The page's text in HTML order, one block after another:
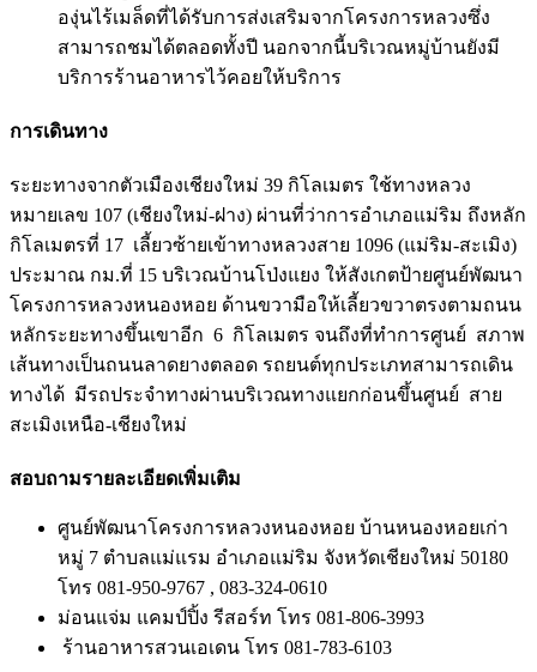
องุ่นไร้เมล็ดที่ได้รับการส่งเสริมจากโครงการหลวงซึ่ง
สามารถชมได้ตลอดทั้งปี นอกจากนี้บริเวณหมู่บ้านยังมี
บริการร้านอาหารไว้คอยให้บริการ
การเดินทาง
ระยะทางจากตัวเมืองเชียงใหม่ 39 กิโลเมตร ใช้ทางหลวง
หมายเลข 107 (เชียงใหม่-ฝาง) ผ่านที่ว่าการอำเภอแม่ริม ถึงหลัก
กิโลเมตรที่ 17 เลี้ยวซ้ายเข้าทางหลวงสาย 1096 (แม่ริม-สะเมิง)
ประมาณ กม.ที่ 15 บริเวณบ้านโป่งแยง ให้สังเกตป้ายศูนย์พัฒนา
โครงการหลวงหนองหอย ด้านขวามือให้เลี้ยวขวาตรงตามถนน
หลักระยะทางขึ้นเขาอีก 6 กิโลเมตร จนถึงที่ทำการศูนย์ สภาพ
เส้นทางเป็นถนนลาดยางตลอด รถยนต์ทุกประเภทสามารถเดิน
ทางได้ มีรถประจำทางผ่านบริเวณทางแยกก่อนขึ้นศูนย์ สาย
สะเมิงเหนือ-เชียงใหม่
สอบถามรายละเอียดเพิ่มเติม
ศูนย์พัฒนาโครงการหลวงหนองหอย บ้านหนองหอยเก่า
หมู่ 7 ตำบลแม่แรม อำเภอแม่ริม จังหวัดเชียงใหม่ 50180
โทร 081-950-9767 , 083-324-0610
ม่อนแจ่ม แคมป์ปิ้ง รีสอร์ท โทร 081-806-3993
ร้านอาหารสวนเอเดน โทร 081-783-6103